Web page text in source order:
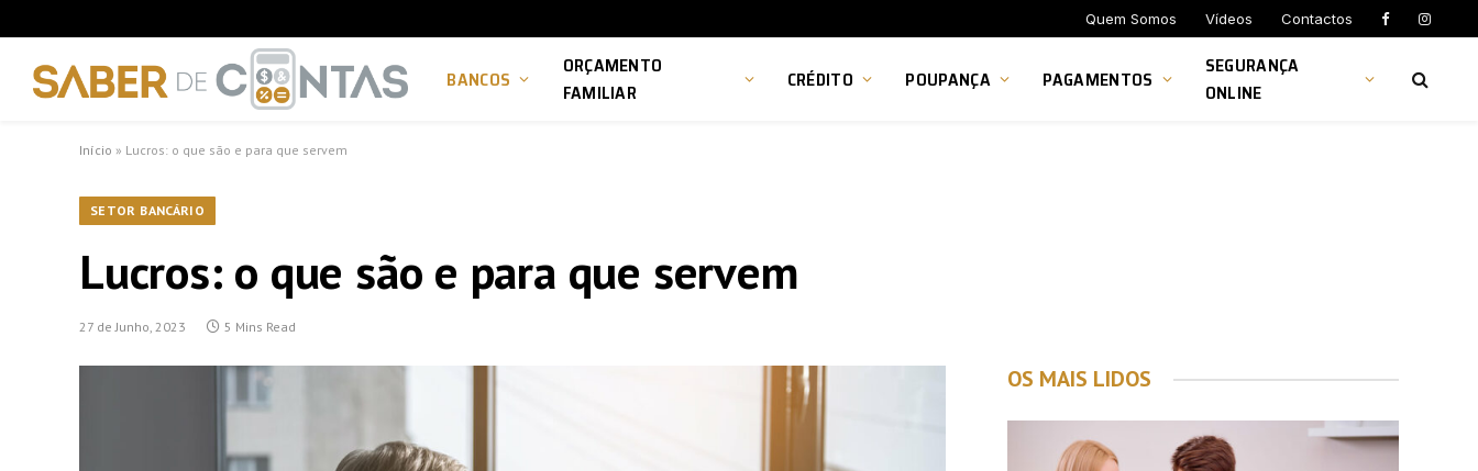
Quem Somos Vídeos Contactos
BANCOS
ORÇAMENTO
FAMILIAR
CRÉDITO POUPANÇA PAGAMENTOS
SEGURANÇA
ONLINE
Início » Lucros: o que são e para que servem
SETOR BANCÁRIO
Lucros: o que são e para que servem
27 de Junho, 2023 5 Mins Read
OS MAIS LIDOS